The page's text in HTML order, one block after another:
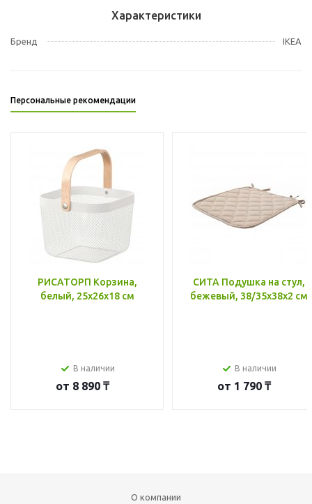
Характеристики
Бренд IKEA
Персональные рекомендации
РИСАТОРП Корзина,
белый, 25x26x18 см
В наличии
от 8 890 ₸
СИТА Подушка на стул,
бежевый, 38/35x38x2 см
В наличии
от 1 790 ₸
О компании